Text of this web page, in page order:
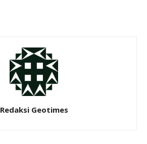
Redaksi Geotimes